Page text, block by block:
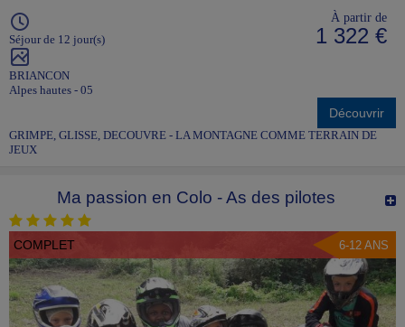
Séjour de 12 jour(s)
BRIANCON
Alpes hautes - 05
À partir de
1 322 €
Découvrir
GRIMPE, GLISSE, DECOUVRE - LA MONTAGNE COMME TERRAIN DE
JEUX
Ma passion en Colo - As des pilotes
COMPLET 6-12 ANS